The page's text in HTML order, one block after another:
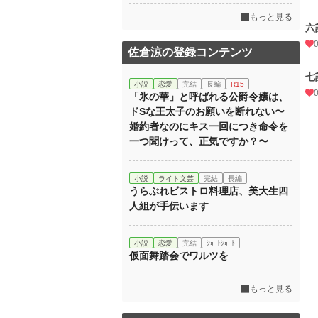
六
0
七
0
もっと見る
佐倉涼の登録コンテンツ
小説 恋愛 完結 長編 R15
「氷の華」と呼ばれる公爵令嬢は、
ドSな王太子のお願いを断れない〜
婚約者なのにキス一回につき命令を
一つ聞けって、正気ですか？〜
小説 ライト文芸 完結 長編
うらぶれビストロ料理店、美大生四
人組が手伝います
小説 恋愛 完結 ｼｮｰﾄｼｮｰﾄ
仮面舞踏会でワルツを
もっと見る